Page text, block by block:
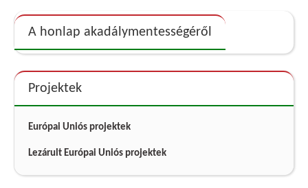
A honlap akadálymentességéről
Projektek
Európai Uniós projektek
Lezárult Európai Uniós projektek